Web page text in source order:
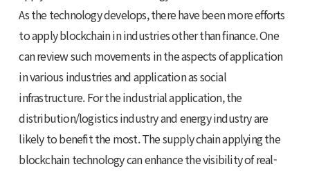
As the technology develops, there have been more efforts
to apply blockchain in industries other than finance. One
can review such movements in the aspects of application
in various industries and application as social
infrastructure. For the industrial application, the
distribution/logistics industry and energy industry are
likely to benefit the most. The supply chain applying the
blockchain technology can enhance the visibility of real-